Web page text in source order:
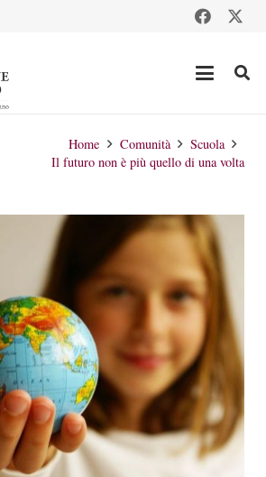
Home Comunità
Scuola
Il futuro non è più quello di una volta